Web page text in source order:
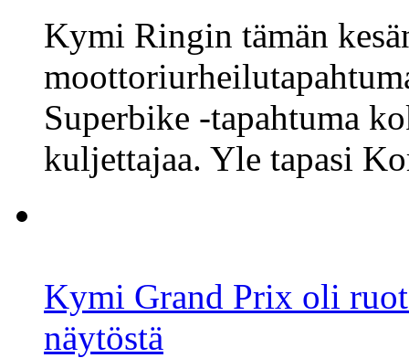
Kymi Ringin tämän
Superbike -tapahtuma
kuljettajaa. Yle tapasi
Kymi Grand Prix oli
näytöstä